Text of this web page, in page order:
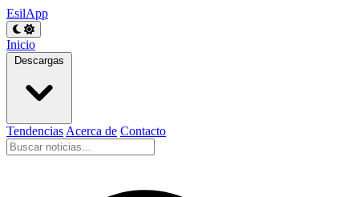
EsilApp
Inicio
Descargas
Tendencias Acerca de Contacto